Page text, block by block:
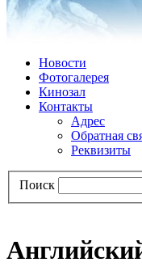
Новости
Фотогалерея
Кинозал
Контакты
Адрес
Обратная
Реквизиты
Поиск